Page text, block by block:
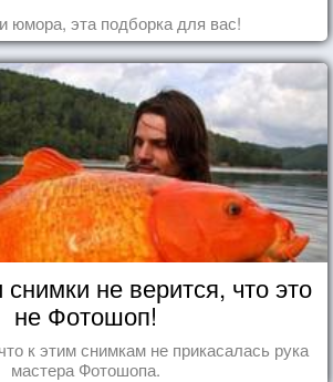
юмора, эта подборка для вас!
не верится, что это
не Фотошоп!
к этим снимкам не прикасалась рука
мастера Фотошопа.